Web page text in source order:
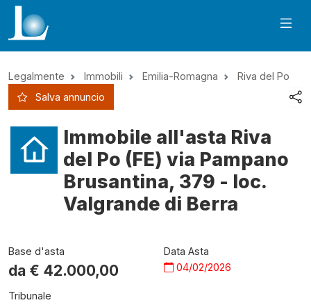
Legalmente Immobili Emilia-Romagna
Riva del Po
Salva annuncio
Immobile all'asta Riva
del Po (FE) via Pampano
Brusantina, 379 - loc.
Valgrande di Berra
Base d'asta
da € 42.000,00
Data Asta
04/02/2026
Tribunale